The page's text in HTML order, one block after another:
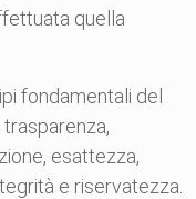
quella
fondamentali del
esattezza,
e riservatezza.